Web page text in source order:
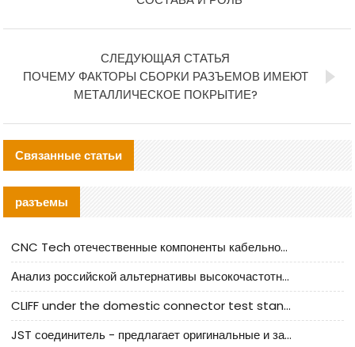
СЛЕДУЮЩАЯ СТАТЬЯ
ПОЧЕМУ ФАКТОРЫ СБОРКИ РАЗЪЕМОВ ИМЕЮТ
МЕТАЛЛИЧЕСКОЕ ПОКРЫТИЕ?
Связанные статьи
разъемы
CNC Tech отечественные компоненты кабельной арматуры оценка и руководство по производственному внедрению
Анализ российской альтернативы высокочастотных кабельных колодцев I-PEX
CLIFF under the domestic connector test standard update
JST соединитель - предлагает оригинальные и заменяющие JST NSHR-02V-S соединители